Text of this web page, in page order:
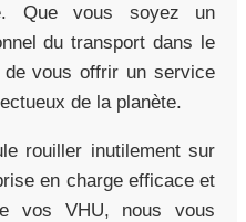
Que vous soyez un
du transport dans le
vous offrir un service
de la planète.
rouiller inutilement sur
en charge efficace et
vos VHU, nous vous